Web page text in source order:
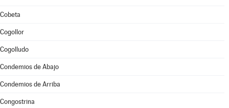
Cobeta
Cogollor
Cogolludo
Condemios de Abajo
Condemios de Arriba
Congostrina